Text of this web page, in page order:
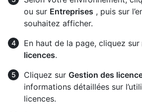
ou sur Entreprises , puis sur
souhaitez afficher.
En haut de la page, cliquez sur
licences.
Cliquez sur Gestion des
informations détaillées sur
licences.